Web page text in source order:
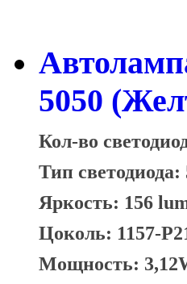
5050
Кол-во
Тип светодиода:
Яркость: 156
Цоколь: 1157-
Мощность: